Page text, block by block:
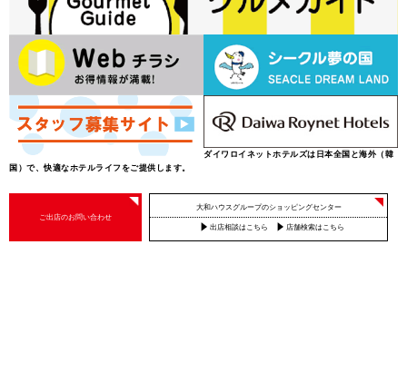
ダイワロイネットホテルズは日本全国と海外（韓
国）で、快適なホテルライフをご提供します。
ご出店のお問い合わせ
大和ハウスグループのショッピングセンター
出店相談はこちら 店舗検索はこちら